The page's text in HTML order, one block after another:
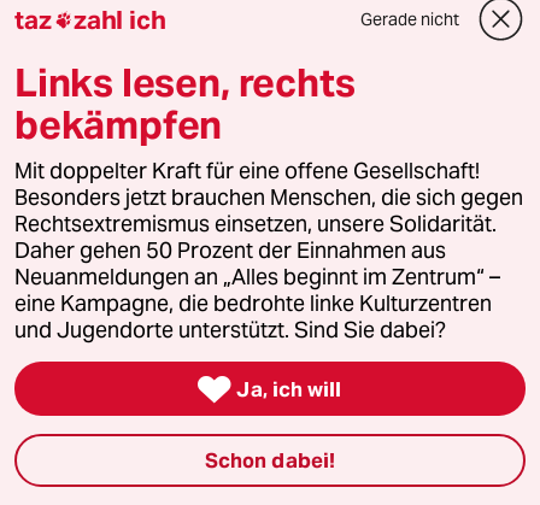
Wirtschaft wieder ein wenig an.
liegen, dass das Platzen der Blase
grässliche Nebeneffekte auch für die
Real-Wirtschaft erzeugt. DAS würde
ich U. H. fragen!
N nutzer
13.03.2020 06:22 Uhr
@Leo Brux:
falls Sie mit realen Werten Gold
meinen sollten, das ist auch nur eine
gesellschaftliche Konvention, es hat
keinen inneren Wert.
Ebenso jedes andere Gut hat keinen
realen Wert. Nur solange jemand
taz zahl ich Gerade nicht
Links lesen, rechts
bekämpfen
Mit doppelter Kraft für eine offene Gesellschaft!
Besonders jetzt brauchen Menschen, die sich gegen
Rechtsextremismus einsetzen, unsere Solidarität.
Daher gehen 50 Prozent der Einnahmen aus
Neuanmeldungen an „Alles beginnt im Zentrum“ –
eine Kampagne, die bedrohte linke Kulturzentren
und Jugendorte unterstützt. Sind Sie dabei?
 Ja, ich will
Schon dabei!